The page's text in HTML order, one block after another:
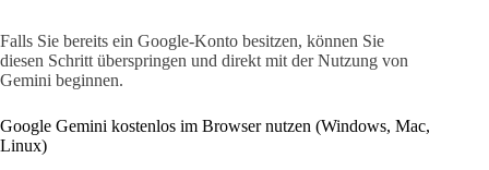
Falls Sie bereits ein Google-Konto besitzen, können Sie
diesen Schritt überspringen und direkt mit der Nutzung von
Gemini beginnen.
Google Gemini kostenlos im Browser nutzen (Windows, Mac,
Linux)